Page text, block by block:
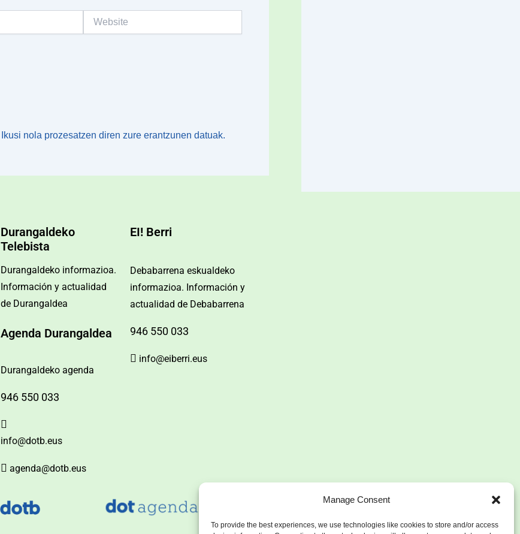
Manage Consent
To provide the best experiences, we use technologies like cookies to store and/or access
Ikusi nola prozesatzen diren zure erantzunen datuak.
Durangaldeko
Telebista
Durangaldeko informazioa.
Información y actualidad
de Durangaldea
Agenda Durangaldea
Durangaldeko agenda
946 550 033
info@dotb.eus
agenda@dotb.eus
EI! Berri
Debabarrena eskualdeko
informazioa. Información y
actualidad de Debabarrena
946 550 033
info@eiberri.eus